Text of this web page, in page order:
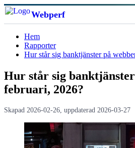
Webperf
Hem
Rapporter
Hur står sig bank­tjänster på
Hur står sig
februari, 2026?
Skapad 2026-02-26 , uppdaterad 2026-03-27